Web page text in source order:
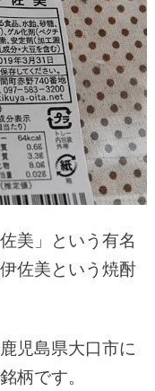
美」という有名
佐美という焼酎
児島県大口市に
柄です。